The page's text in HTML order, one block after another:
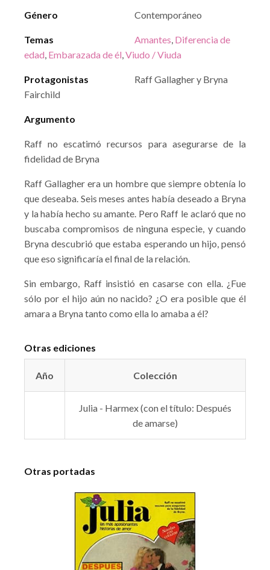
Género Contemporáneo
Temas Amantes, Diferencia de
edad, Embarazada de él,Viudo / Viuda
Protagonistas
Raff Gallagher y Bryna
Fairchild
Argumento
Raff no escatimó recursos para asegurarse de la
fidelidad de Bryna
Raff Gallagher era un hombre que siempre obtenía lo
que deseaba. Seis meses antes había deseado a Bryna
y la había hecho su amante. Pero Raff le aclaró que no
buscaba compromisos de ninguna especie, y cuando
Bryna descubrió que estaba esperando un hijo, pensó
que eso significaría el final de la relación.
Sin embargo, Raff insistió en casarse con ella. ¿Fue
sólo por el hijo aún no nacido? ¿O era posible que él
amara a Bryna tanto como ella lo amaba a él?
Otras ediciones
Año Colección
Julia - Harmex (con el título: Después
de amarse)
Otras portadas